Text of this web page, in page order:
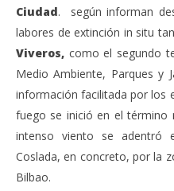
Ciudad. según informan
labores de extinción in situ
Viveros, como el segundo
Medio Ambiente, Parques y
información facilitada por los
fuego se inició en el término
intenso viento se adentró
Coslada, en concreto, por la
Bilbao.